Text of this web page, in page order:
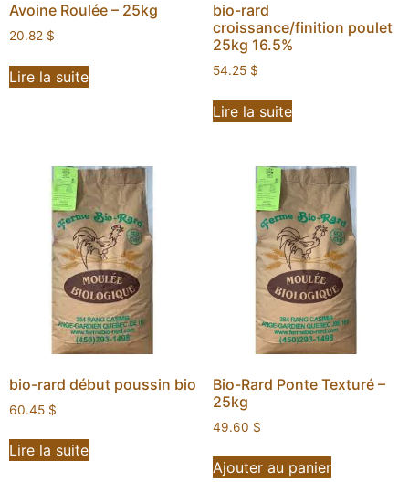
Avoine Roulée – 25kg
20.82 $
Lire la suite
bio-rard
croissance/finition poulet
25kg 16.5%
54.25 $
Lire la suite
bio-rard début poussin bio
60.45 $
Lire la suite
Bio-Rard Ponte Texturé –
25kg
49.60 $
Ajouter au panier